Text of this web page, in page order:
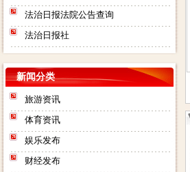
法治日报法院公告查询
法治日报社
新闻分类
旅游资讯
体育资讯
娱乐发布
财经发布